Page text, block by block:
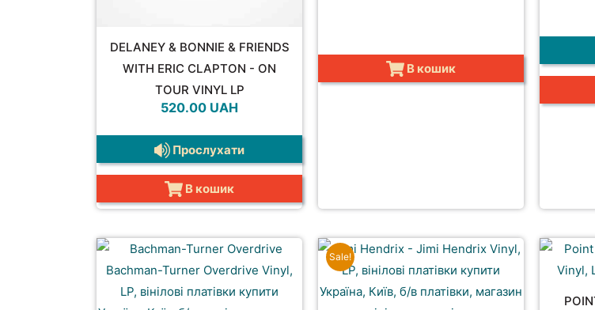
DELANEY & BONNIE & FRIENDS
WITH ERIC CLAPTON - ON
TOUR VINYL LP
520.00 UAH
Прослухати
В кошик
В кошик
Sale!